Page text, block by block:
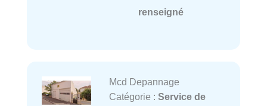
renseigné
Mcd Depannage
Catégorie : Service de